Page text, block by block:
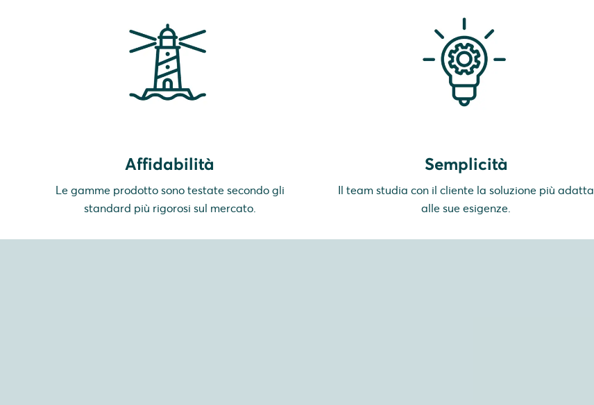
Affidabilità
Le gamme prodotto sono testate secondo gli
standard più rigorosi sul mercato.
Semplicità
Il team studia con il cliente la soluzione più adatta
alle sue esigenze.